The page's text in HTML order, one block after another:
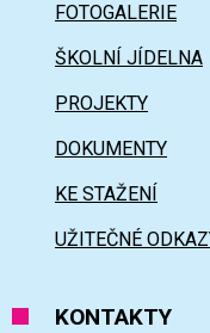
FOTOGALERIE
ŠKOLNÍ JÍDELNA
PROJEKTY
DOKUMENTY
KE STAŽENÍ
UŽITEČNÉ
KONTAKTY